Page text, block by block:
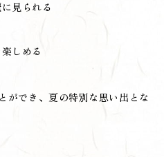
見られる
しめる
ができ、夏の特別な思い出とな